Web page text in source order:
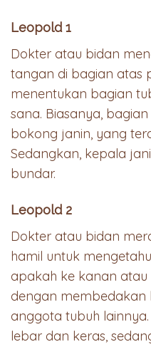
Leopold 1
Dokter atau bidan
tangan di bagian atas
menentukan bagian
sana. Biasanya,
bokong janin, yang
Sedangkan, kepala
bundar.
Leopold 2
Dokter atau bidan
hamil untuk
apakah ke kanan atau
dengan membedakan
anggota tubuh
lebar dan keras,